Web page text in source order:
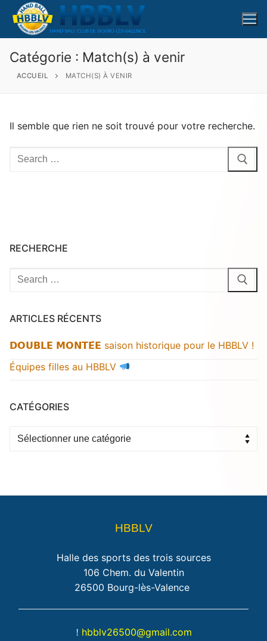
Aller
contenu
Catégorie : Match(s) à venir
ACCUEIL MATCH(S) À VENIR
Il semble que rien ne soit trouvé pour votre recherche.
Rechercher
RECHERCHE
Rechercher
ARTICLES RÉCENTS
𝗗𝗢𝗨𝗕𝗟𝗘 𝗠𝗢𝗡𝗧𝗘́𝗘 saison historique pour le HBBLV !
Équipes filles au HBBLV
CATÉGORIES
Catégories
HBBLV
Halle des sports des trois sources
106 Chem. du Valentin
26500 Bourg-lès-Valence
! hbblv26500@gmail.com